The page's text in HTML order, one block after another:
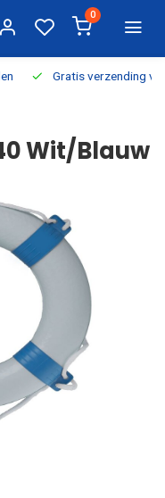
0
Gratis verzending
Wit/Blauw